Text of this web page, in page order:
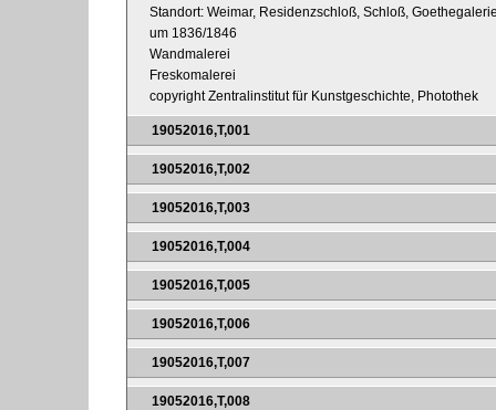
Standort: Weimar, Residenzschloß, Schloß,
um 1836/1846
Wandmalerei
Freskomalerei
copyright Zentralinstitut für Kunstgeschichte, Photothek
19052016,T,001
19052016,T,002
19052016,T,003
19052016,T,004
19052016,T,005
19052016,T,006
19052016,T,007
19052016,T,008